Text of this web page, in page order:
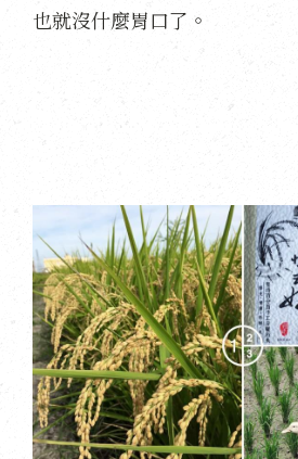
也就沒什麼胃口了。